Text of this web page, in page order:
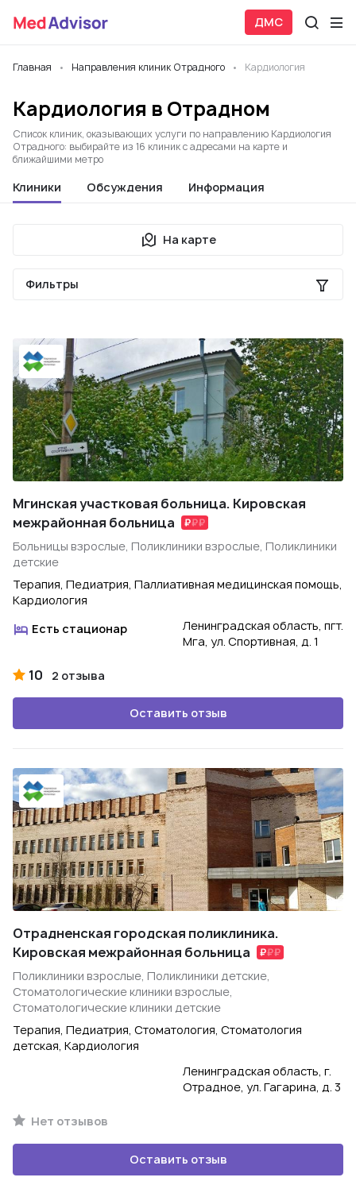
ДМС
Главная Направления клиник Отрадного Кардиология
Кардиология в Отрадном
Список клиник, оказывающих услуги по направлению Кардиология
Отрадного: выбирайте из 16 клиник с адресами на карте и
ближайшими метро
Клиники Обсуждения Информация
На карте
Фильтры
Мгинская участковая больница. Кировская
межрайонная больница
Больницы взрослые, Поликлиники взрослые, Поликлиники
детские
Терапия, Педиатрия, Паллиативная медицинская помощь,
Кардиология
Есть стационар
Ленинградская область, пгт.
Мга, ул. Спортивная, д. 1
10 2 отзыва
Оставить отзыв
Отрадненская городская поликлиника.
Кировская межрайонная больница
Поликлиники взрослые, Поликлиники детские,
Стоматологические клиники взрослые,
Стоматологические клиники детские
Терапия, Педиатрия, Стоматология, Стоматология
детская, Кардиология
Ленинградская область, г.
Отрадное, ул. Гагарина, д. 3
Нет отзывов
Оставить отзыв